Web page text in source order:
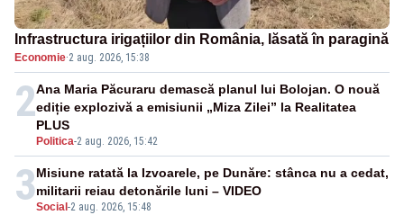
Infrastructura irigațiilor din România, lăsată în paragină
Economie·2 aug. 2026, 15:38
2
Politica-2 aug. 2026, 15:42
Ana Maria Păcuraru demască planul lui Bolojan. O nouă
ediție explozivă a emisiunii „Miza Zilei” la Realitatea
PLUS
3Social -2 aug. 2026, 15:48
Misiune ratată la Izvoarele, pe Dunăre: stânca nu a cedat,
militarii reiau detonările luni – VIDEO